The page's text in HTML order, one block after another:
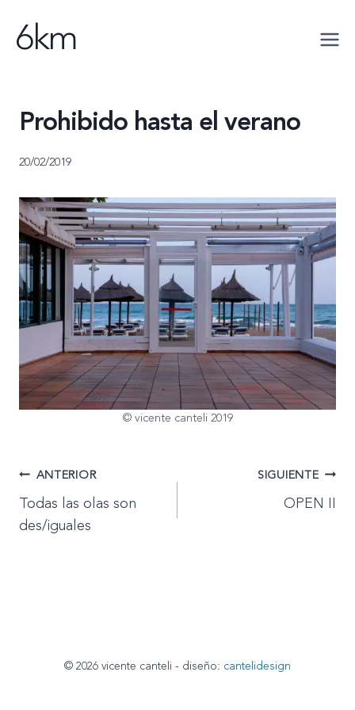
contenido
6km
Prohibido hasta el verano
20/02/2019
© vicente canteli 2019
Navegación
de
ANTERIOR
Todas las olas son
des/iguales
SIGUIENTE
OPEN II
© 2026 vicente canteli - diseño: cantelidesign